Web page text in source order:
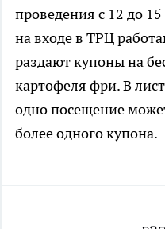
проведения с 12 до
на входе в ТРЦ
раздают купоны на
картофеля фри. В
одно посещение
более одного купона.